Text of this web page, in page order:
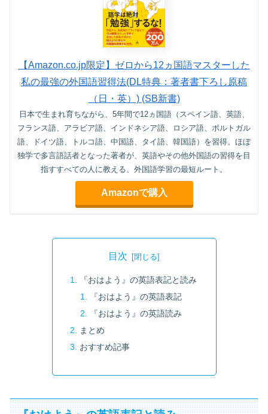
【Amazon.co.jp限定】ゼロから12ヵ国語マスターした
私の最強の外国語習得法(DL特典：著者書下ろし原稿
（日・英）) (SB新書)
日本で生まれ育ちながら、5年間で12ヵ国語（スペイン語、英語、
フランス語、アラビア語、インドネシア語、ロシア語、ポルトガル
語、ドイツ語、トルコ語、中国語、タイ語、韓国語）を習得。ほぼ
独学で多言語話者となった著者が、英語やその他外国語の習得を目
指すすべての人に教える、外国語学習の最短ルート。
Amazonで購入
目次
『おはよう』の英語表記と読み
『おはよう』の英語表記
『おはよう』の英語読み
まとめ
おすすめ記事